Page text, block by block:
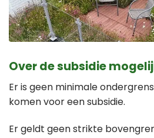
Over de subsidie
Er is geen minimale
komen voor een subsidie.
Er geldt geen strikte